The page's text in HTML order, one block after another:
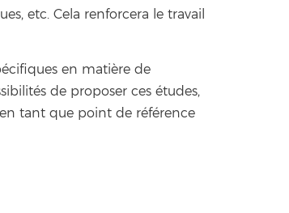
etc. Cela renforcera le travail
en matière de
de proposer ces études,
tant que point de référence